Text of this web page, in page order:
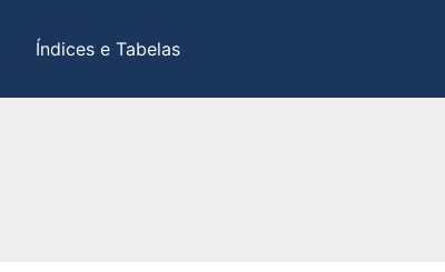
Índices e Tabelas